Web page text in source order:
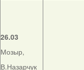
26.03
Мозыр,
В.Назарчук